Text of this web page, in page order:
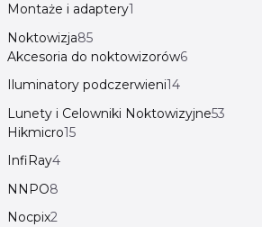
Montaże i adaptery1
Noktowizja85
Akcesoria do noktowizorów6
Iluminatory podczerwieni14
Lunety i Celowniki Noktowizyjne53
Hikmicro15
InfiRay4
NNPO8
Nocpix2